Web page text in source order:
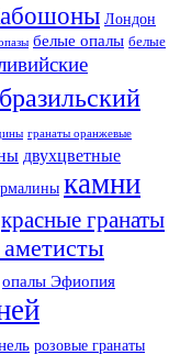
Лондон
белые опалы белые
бразильский
гранаты оранжевые
двухцветные
камни
красные гранаты
опалы Эфиопия
розовые гранаты